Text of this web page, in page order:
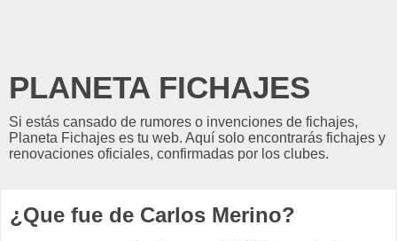
PLANETA FICHAJES
Si estás cansado de rumores o invenciones de fichajes,
Planeta Fichajes es tu web. Aquí solo encontrarás fichajes y
renovaciones oficiales, confirmadas por los clubes.
¿Que fue de Carlos Merino?